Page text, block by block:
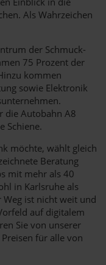
Als Wahrzeichen
der Schmuck-
75 Prozent der
kommen
sowie Elektronik
die Autobahn A8
Schiene.
möchte, wählt gleich
Beratung
mit mehr als 40
in Karlsruhe als
Weg ist nicht weit und
auf digitalem
Sie von unserer
für alle von